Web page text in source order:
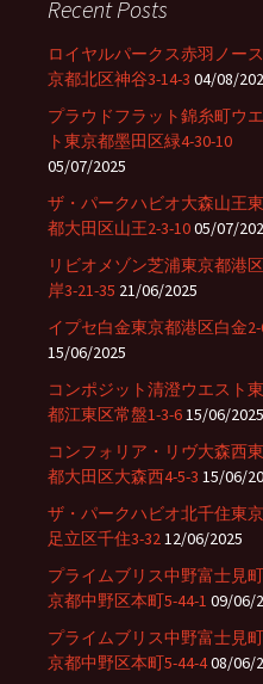
h
f
o
:
Recent Posts
ロイヤルパークス赤羽ノー
京都北区神谷3-14-3 04/08/
プラウドフラット錦糸町ウ
ト東京都墨田区緑4-30-10
05/07/2025
ザ・パークハビオ大森山王
都大田区山王2-3-1005/07/
リビオメゾン芝浦東京都港
岸3-21-35 21/06/2025
イプセ白金東京都港区白金2-
15/06/2025
コンポジット清澄ウエスト
都江東区常盤1-3-615/06/2025
コンフォリア・リヴ大森西
都大田区大森西4-5-3 15/06/
ザ・パークハビオ北千住東
足立区千住3-3212/06/2025
プライムブリス中野富士見
京都中野区本町5-44-1 09/06/
プライムブリス中野富士見
京都中野区本町5-44-408/06/